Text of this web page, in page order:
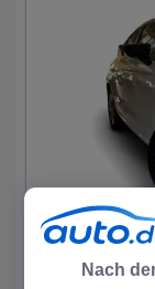
|25
Nach